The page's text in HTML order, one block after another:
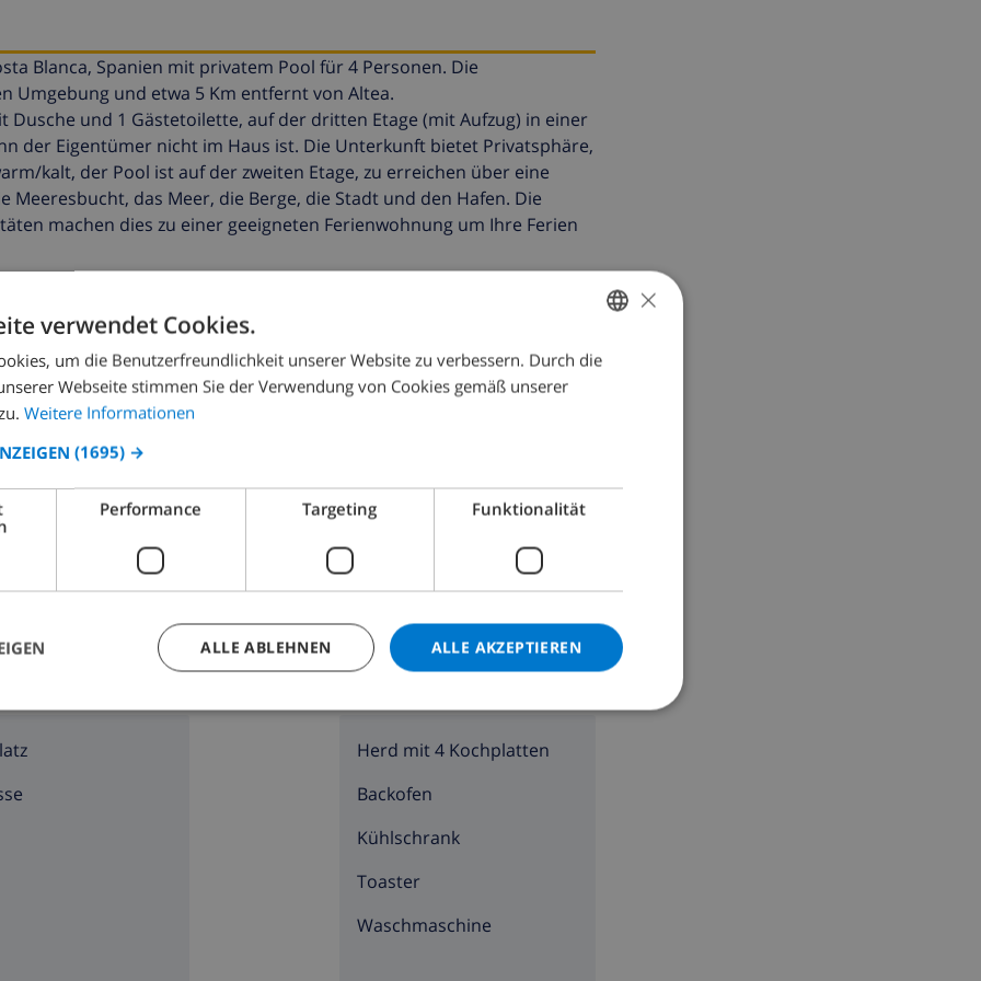
Blanca, Spanien mit privatem Pool für 4 Personen. Die
Umgebung und etwa 5 Km entfernt von Altea.
und 1 Gästetoilette, auf der dritten Etage (mit Aufzug) in einer
der Eigentümer nicht im Haus ist. Die Unterkunft bietet Privatsphäre,
kalt, der Pool ist auf der zweiten Etage, zu erreichen über eine
das Meer, die Berge, die Stadt und den Hafen. Die
machen dies zu einer geeigneten Ferienwohnung um Ihre Ferien
Bereich)
und 1 Gästetoilette
Kaffeemaschine und Brotröster
BUCHEN ›
Herd mit 4 Kochplatten
Backofen
Kühlschrank
Toaster
Waschmaschine
GERMAN
DUTCH
GERMAN
NORWEGIAN
×
verwendet Cookies.
um die Benutzerfreundlichkeit unserer Website zu verbessern. Durch die
Webseite stimmen Sie der Verwendung von Cookies gemäß unserer
Weitere Informationen
(1695) →
Performance Targeting Funktionalität
ALLE AKZEPTIEREN
ALLE ABLEHNEN